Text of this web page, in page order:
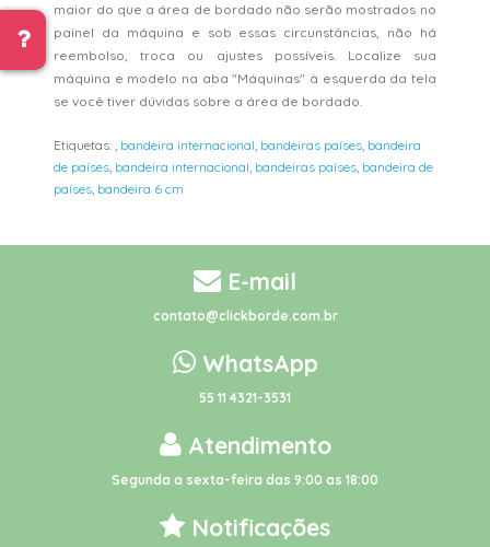
maior do que a área de bordado não serão mostrados no
painel da máquina e sob essas circunstâncias, não há
reembolso, troca ou ajustes possíveis. Localize sua
máquina e modelo na aba "Máquinas" à esquerda da tela
se você tiver dúvidas sobre a área de bordado.
Etiquetas:, bandeira internacional, bandeiras países, bandeira
de países, bandeira internacional, bandeiras países, bandeira de
países, bandeira 6 cm
E-mail
contato@clickborde.com.br
WhatsApp
55 11 4321-3531
Atendimento
Segunda a sexta-feira das 9:00 as 18:00
Notificações